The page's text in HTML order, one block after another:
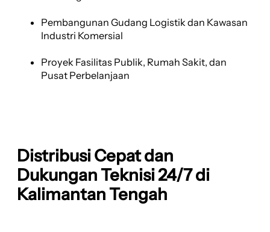
Pembangunan Gudang Logistik dan Kawasan
Industri Komersial
Proyek Fasilitas Publik, Rumah Sakit, dan
Pusat Perbelanjaan
Distribusi Cepat dan
Dukungan Teknisi 24/7 di
Kalimantan Tengah